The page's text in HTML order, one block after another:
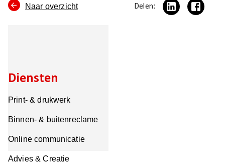
Naar overzicht Delen:
Diensten
Print- & drukwerk
Binnen- & buitenreclame
Online communicatie
Advies & Creatie